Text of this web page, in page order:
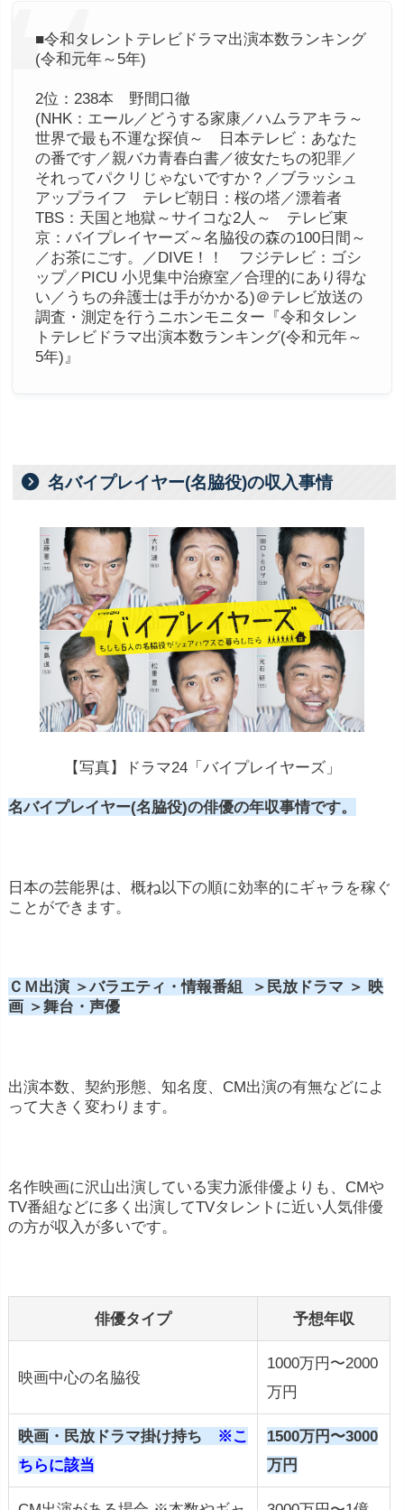
■令和タレントテレビドラマ出演本数ランキング
(令和元年～5年)
2位：238本 野間口徹
(NHK：エール／どうする家康／ハムラアキラ～
世界で最も不運な探偵～ 日本テレビ：あなた
の番です／親バカ青春白書／彼女たちの犯罪／
それってパクリじゃないですか？／ブラッシュ
アップライフ テレビ朝日：桜の塔／漂着者
TBS：天国と地獄～サイコな2人～ テレビ東
京：バイプレイヤーズ～名脇役の森の100日間～
／お茶にごす。／DIVE！！ フジテレビ：ゴシ
ップ／PICU 小児集中治療室／合理的にあり得な
い／うちの弁護士は手がかかる)＠テレビ放送の
調査・測定を行うニホンモニター『令和タレン
トテレビドラマ出演本数ランキング(令和元年～
5年)』
名バイプレイヤー(名脇役)の収入事情
【写真】ドラマ24「バイプレイヤーズ」
名バイプレイヤー(名脇役)の俳優の年収事情です。
日本の芸能界は、概ね以下の順に効率的にギャラを稼ぐ
ことができます。
ＣＭ出演 ＞バラエティ・情報番組 ＞民放ドラマ ＞ 映
画 ＞舞台・声優
出演本数、契約形態、知名度、CM出演の有無などによ
って大きく変わります。
名作映画に沢山出演している実力派俳優よりも、CMや
TV番組などに多く出演してTVタレントに近い人気俳優
の方が収入が多いです。
俳優タイプ 予想年収
映画中心の名脇役
1000万円〜2000
万円
映画・民放ドラマ掛け持ち ※こ
ちらに該当
1500万円〜3000
万円